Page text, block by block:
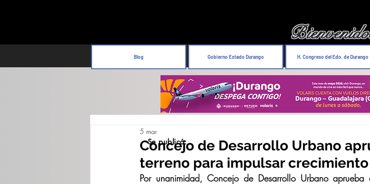
Blog Gobierno Estado Durango H. Congreso del Edo. de Durango
Concejo de Desarrollo Urbano
terreno para impulsar
5 mar
Por unanimidad, Concejo de Desarrollo Urbano
Se publicó: